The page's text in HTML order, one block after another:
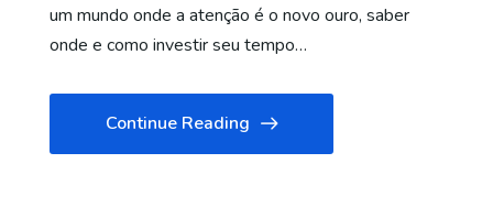
um mundo onde a atenção é o novo ouro, saber
onde e como investir seu tempo…
Continue Reading